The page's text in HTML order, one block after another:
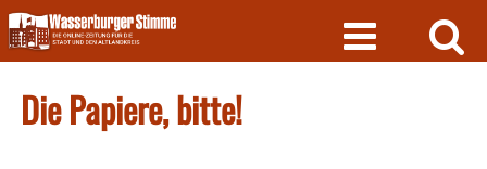
Skip
to
content
Die Papiere, bitte!